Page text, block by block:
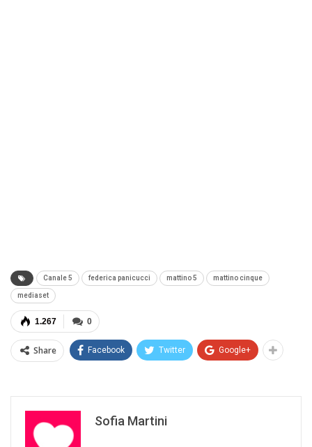
Canale 5 federica panicucci mattino 5 mattino cinque
mediaset
0
1.267
Share Facebook Twitter Google+
Sofia Martini